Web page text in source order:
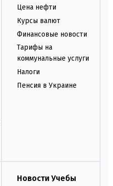
Цена нефти
Курсы валют
Финансовые новости
Тарифы на
коммунальные услуги
Налоги
Пенсия в Украине
Новости Учебы